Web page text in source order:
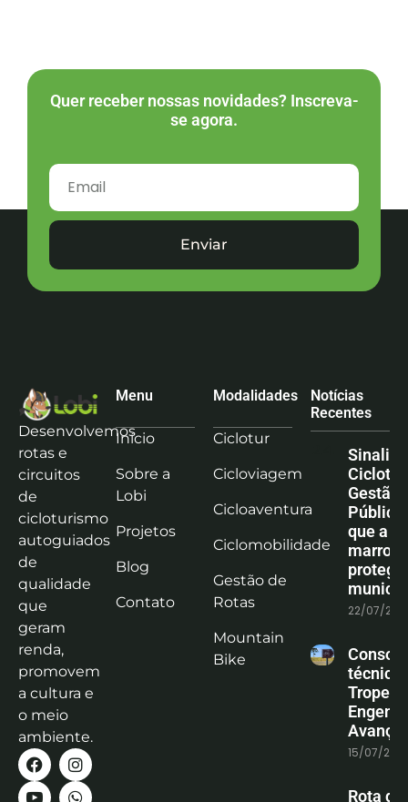
Quer receber nossas novidades? Inscreva-
se agora.
Enviar
Desenvolvemos
rotas e
circuitos
de
cicloturismo
autoguiados
de
qualidade
que
geram
renda,
promovem
a cultura e
o meio
ambiente.
Menu
Início
Sobre a
Lobi
Projetos
Blog
Contato
Modalidades
Ciclotur
Cicloviagem
Cicloaventura
Ciclomobilidade
Gestão de
Rotas
Mountain
Bike
Notícias
Recentes
Gestão
que a
marrom
protege
22/07/
técnica
15/07/
Rota